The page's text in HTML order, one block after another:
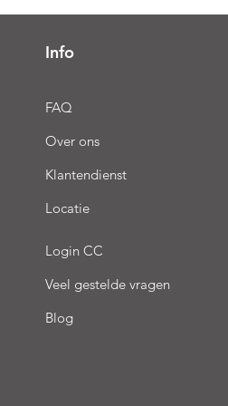
Info
FAQ
Over ons
Klantendienst
Locatie
Login CC
Veel gestelde vragen
Blog